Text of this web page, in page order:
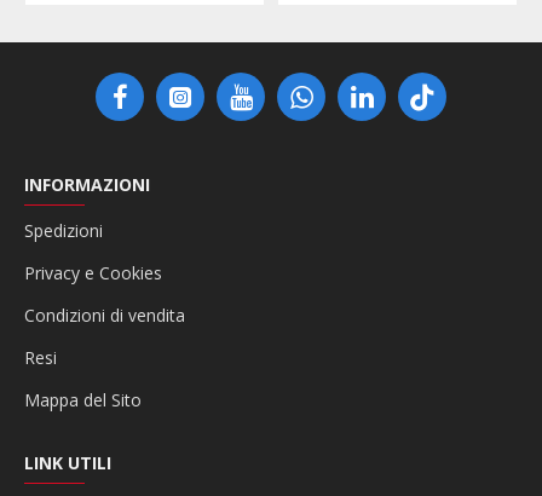
INFORMAZIONI
Spedizioni
Privacy e Cookies
Condizioni di vendita
Resi
Mappa del Sito
LINK UTILI